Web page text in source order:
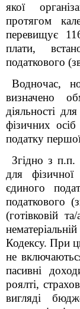
якої
протягом
перевищує
плати,
податкового
Водночас,
визначено
діяльності
фізичних
податку
Згідно з
для
єдиного
податкового
(готівковій
Кодексу. При
не
пасивні
роялті,
вигляді